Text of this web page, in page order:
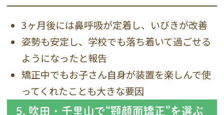
3ヶ月後には鼻呼吸が定着し、いびきが改善
姿勢も安定し、学校でも落ち着いて過ごせる
ようになったと報告
矯正中でもお子さん自身が装置を楽しんで使
ってくれたことも大きな要因
5. 吹田・千里山で“顎顔面矯正”を選ぶ